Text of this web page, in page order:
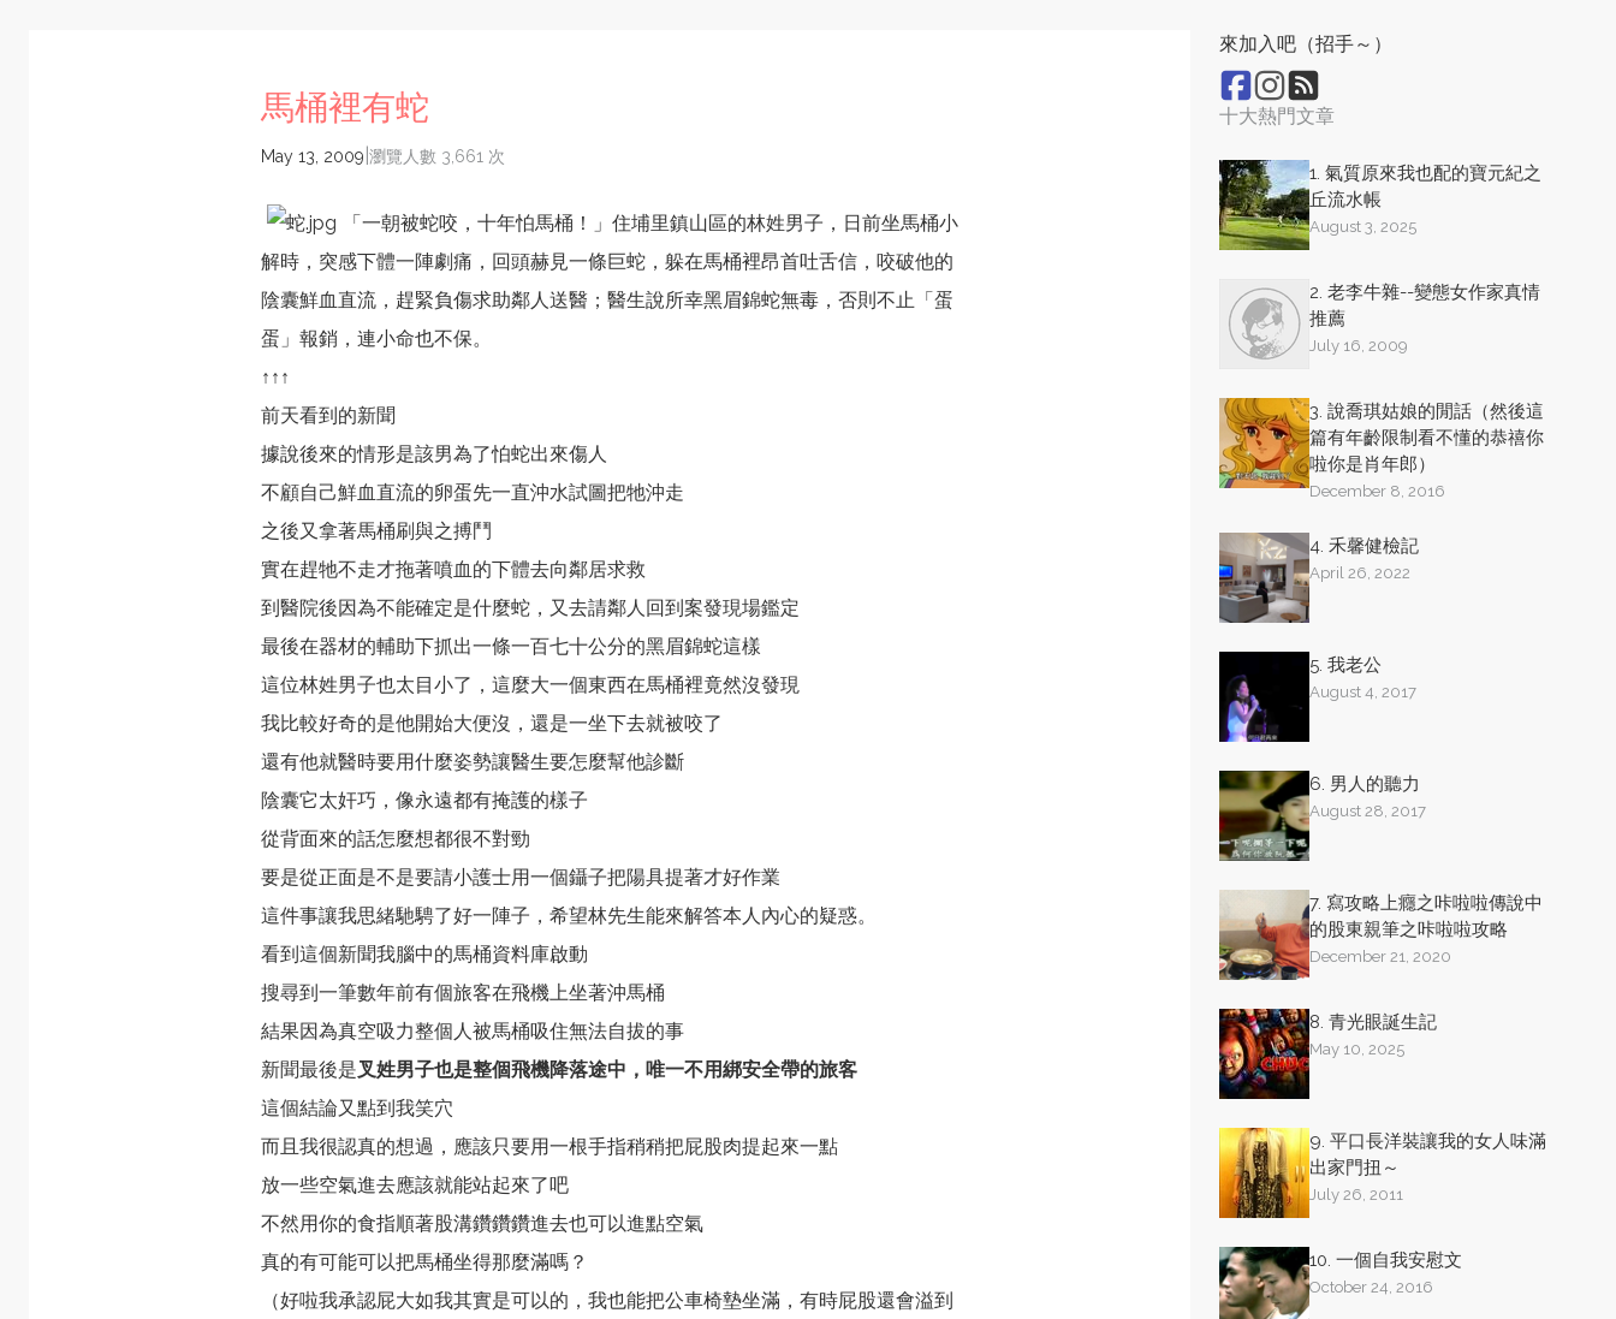
馬桶裡有蛇
May 13, 2009 瀏覽人數 3,661 次
「一朝被蛇咬，十年怕馬桶！」住埔里鎮山區的林姓男子，日前坐馬桶小
解時，突感下體一陣劇痛，回頭赫見一條巨蛇，躲在馬桶裡昂首吐舌信，咬破他的
陰囊鮮血直流，趕緊負傷求助鄰人送醫；醫生說所幸黑眉錦蛇無毒，否則不止「蛋
蛋」報銷，連小命也不保。
↑↑↑
前天看到的新聞
據說後來的情形是該男為了怕蛇出來傷人
不顧自己鮮血直流的卵蛋先一直沖水試圖把牠沖走
之後又拿著馬桶刷與之搏鬥
實在趕牠不走才拖著噴血的下體去向鄰居求救
到醫院後因為不能確定是什麼蛇，又去請鄰人回到案發現場鑑定
最後在器材的輔助下抓出一條一百七十公分的黑眉錦蛇這樣
這位林姓男子也太目小了，這麼大一個東西在馬桶裡竟然沒發現
我比較好奇的是他開始大便沒，還是一坐下去就被咬了
還有他就醫時要用什麼姿勢讓醫生要怎麼幫他診斷
陰囊它太奸巧，像永遠都有掩護的樣子
從背面來的話怎麼想都很不對勁
要是從正面是不是要請小護士用一個鑷子把陽具提著才好作業
這件事讓我思緒馳騁了好一陣子，希望林先生能來解答本人內心的疑惑。
看到這個新聞我腦中的馬桶資料庫啟動
搜尋到一筆數年前有個旅客在飛機上坐著沖馬桶
結果因為真空吸力整個人被馬桶吸住無法自拔的事
新聞最後是叉姓男子也是整個飛機降落途中，唯一不用綁安全帶的旅客
這個結論又點到我笑穴
而且我很認真的想過，應該只要用一根手指稍稍把屁股肉提起來一點
放一些空氣進去應該就能站起來了吧
不然用你的食指順著股溝鑽鑽鑽進去也可以進點空氣
真的有可能可以把馬桶坐得那麼滿嗎？
（好啦我承認屁大如我其實是可以的，我也能把公車椅墊坐滿，有時屁股還會溢到
來加入吧（招手～）
十大熱門文章
1. 氣質原來我也配的寶元紀之
丘流水帳
August 3, 2025
2. 老李牛雜--變態女作家真情
推薦
July 16, 2009
3. 說喬琪姑娘的閒話（然後這
篇有年齡限制看不懂的恭禧你
啦你是肖年郎）
December 8, 2016
4. 禾馨健檢記
April 26, 2022
5. 我老公
August 4, 2017
6. 男人的聽力
August 28, 2017
7. 寫攻略上癮之咔啦啦傳說中
的股東親筆之咔啦啦攻略
December 21, 2020
8. 青光眼誕生記
May 10, 2025
9. 平口長洋裝讓我的女人味滿
出家門扭～
July 26, 2011
10. 一個自我安慰文
October 24, 2016